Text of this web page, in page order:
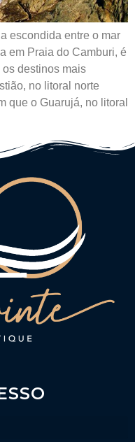
escondida entre o mar
em Praia do Camburi, é
destinos mais
no litoral norte
que o Guarujá, no litoral